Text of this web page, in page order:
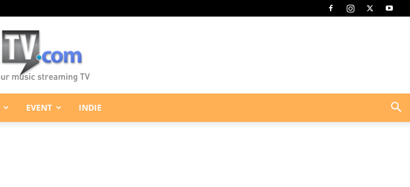
KitaTV.com
EVENT INDIE